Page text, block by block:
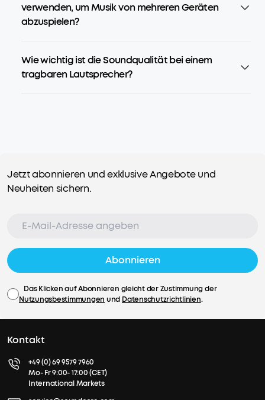
verwenden, um Musik von mehreren Geräten
abzuspielen?
Wie wichtig ist die Soundqualität bei einem
tragbaren Lautsprecher?
Jetzt abonnieren und exklusive Angebote und
Neuheiten sichern.
Abonnieren
Das Klicken auf Abonnieren gleicht der Zustimmung der
Nutzungsbestimmungen und Datenschutzrichtlinien.
Kontakt
+49 (0) 69 9579 7960
Mo- Fr 9:00- 17:00 (CET)
International Markets